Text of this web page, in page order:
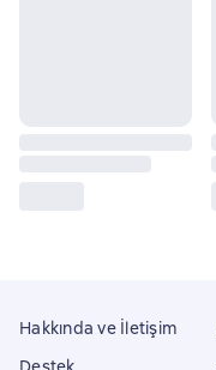
Hakkında ve İletişim